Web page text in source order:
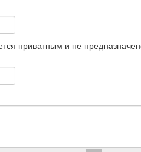
приватным и не